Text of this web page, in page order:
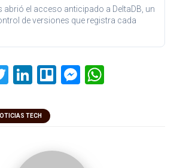
abrió el acceso anticipado a DeltaDB, un
de versiones que registra cada
T
tt
Li
e
n
Tr M
TECH